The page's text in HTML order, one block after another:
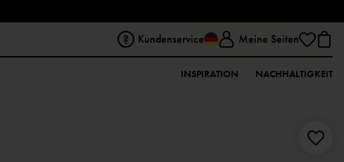
Kundenservice Meine Seiten
INSPIRATION NACHHALTIGKEIT